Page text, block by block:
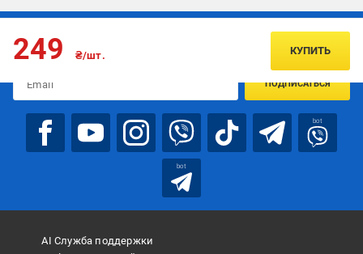
249 ₴/шт. КУПИТЬ
Подписывайтесь, чтобы узнавать первым об акцияx и
ПОДПИСАТЬСЯ
bot
bot
AI Служба поддержки